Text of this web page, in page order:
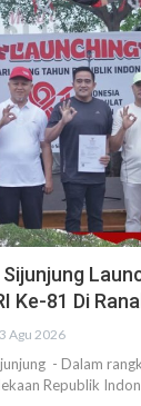
Ke-81 Di
3 Agu 2026
- Dalam
Republik